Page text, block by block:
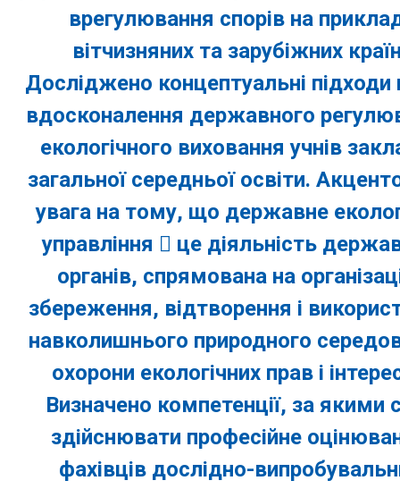
врегулювання спорів на
вітчизняних та зарубіжних
Досліджено концептуальні
вдосконалення державного
екологічного виховання учнів
загальної середньої освіти.
увага на тому, що державне
управління  це діяльність
органів, спрямована на
збереження, відтворення і
навколишнього природного
охорони екологічних прав і
Визначено компетенції, за якими
здійснювати професійне
фахівців дослідно-